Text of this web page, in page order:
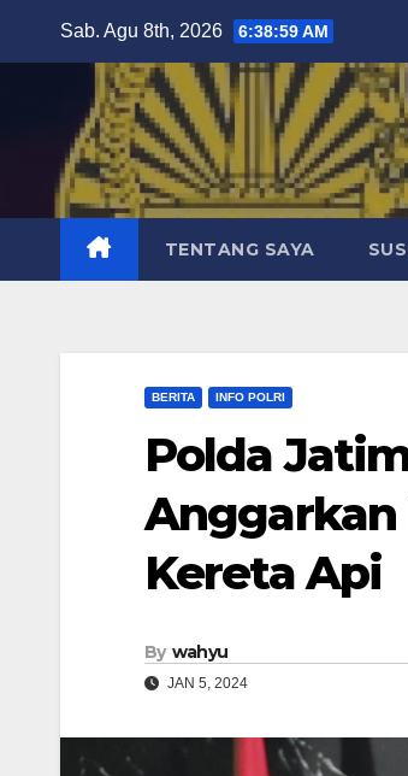
Sab. Agu 8th, 2026 6:39:00 AM
TENTANG SAYA
BERITA INFO POLRI
Polda
Anggarkan
Kereta Api
By wahyu
JAN 5, 2024